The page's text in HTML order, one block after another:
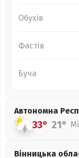
Обухів
Фастів
Буча
Автономна
33° 21°
Вінницька